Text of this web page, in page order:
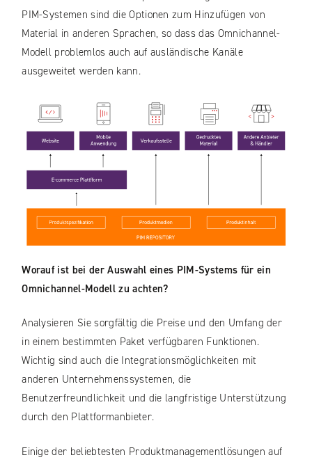
PIM-Systemen sind die Optionen zum Hinzufügen von
Material in anderen Sprachen, so dass das Omnichannel-
Modell problemlos auch auf ausländische Kanäle
ausgeweitet werden kann.
Worauf ist bei der Auswahl eines PIM-Systems für ein
Omnichannel-Modell zu achten?
Analysieren Sie sorgfältig die Preise und den Umfang der
in einem bestimmten Paket verfügbaren Funktionen.
Wichtig sind auch die Integrationsmöglichkeiten mit
anderen Unternehmenssystemen, die
Benutzerfreundlichkeit und die langfristige Unterstützung
durch den Plattformanbieter.
Einige der beliebtesten Produktmanagementlösungen auf